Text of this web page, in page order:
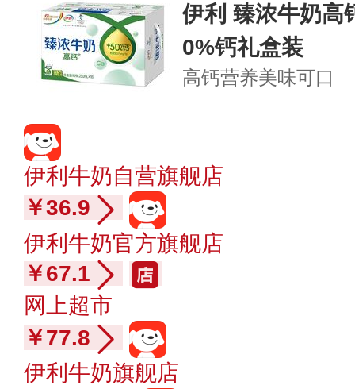
伊利 臻浓牛奶高
0%钙礼盒装
高钙营养美味可口
伊利牛奶自营旗舰店
￥36.9
伊利牛奶官方旗舰店
￥67.1
网上超市
￥77.8
伊利牛奶旗舰店